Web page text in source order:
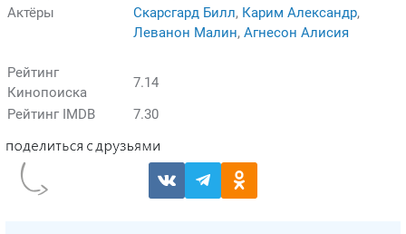
Актёры
Скарсгард Билл, Карим Александр,
Леванон Малин, Агнесон Алисия
Рейтинг
Кинопоиска
7.14
Рейтинг IMDB
7.30